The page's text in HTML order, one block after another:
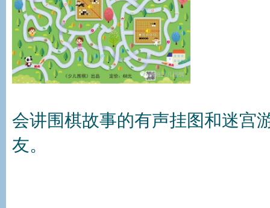
会讲围棋故事的有声挂图和迷宫
友。